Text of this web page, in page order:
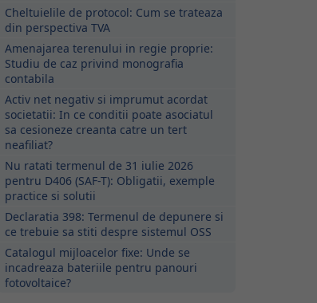
Cheltuielile de protocol: Cum se trateaza
din perspectiva TVA
Amenajarea terenului in regie proprie:
Studiu de caz privind monografia
contabila
Activ net negativ si imprumut acordat
societatii: In ce conditii poate asociatul
sa cesioneze creanta catre un tert
neafiliat?
Nu ratati termenul de 31 iulie 2026
pentru D406 (SAF-T): Obligatii, exemple
practice si solutii
Declaratia 398: Termenul de depunere si
ce trebuie sa stiti despre sistemul OSS
Catalogul mijloacelor fixe: Unde se
incadreaza bateriile pentru panouri
fotovoltaice?